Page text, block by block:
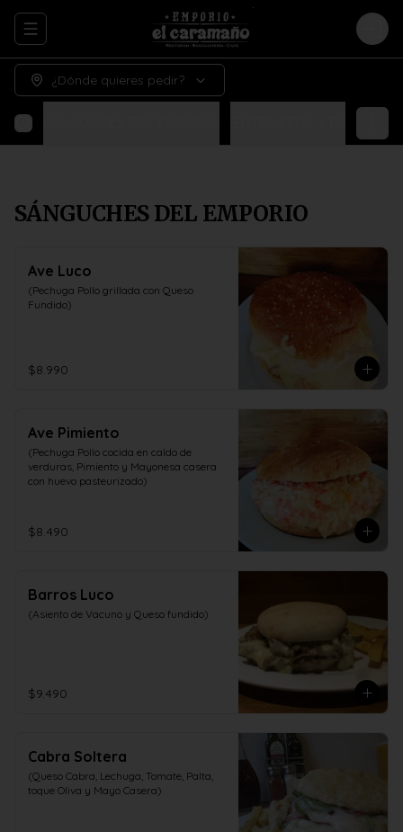
Abrir menu de navegación Login
¿Dónde quieres pedir?
SÁNGUCHES DEL EMPORIO
Ave Luco
(Pechuga Pollo grillada con Queso
Fundido)
$8.990
Ave Pimiento
(Pechuga Pollo cocida en caldo de
verduras, Pimiento y Mayonesa casera
con huevo pasteurizado)
$8.490
Barros Luco
(Asiento de Vacuno y Queso fundido)
$9.490
Cabra Soltera
(Queso Cabra, Lechuga, Tomate, Palta,
toque Oliva y Mayo Casera)